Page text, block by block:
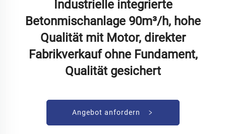
Industrielle integrierte
Betonmischanlage 90m³/h, hohe
Qualität mit Motor, direkter
Fabrikverkauf ohne Fundament,
Qualität gesichert
Angebot anfordern